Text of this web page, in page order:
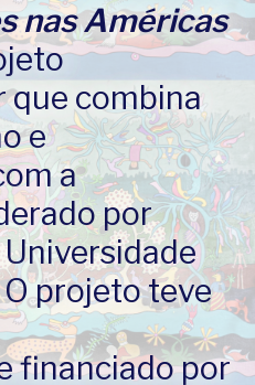
nas Américas
que combina
e
a
por
projeto teve
financiado por